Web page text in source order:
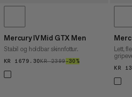
Mercury IV Mid GTX Men
Stabil og holdbar skinnfottur.
KR 1679.30KR 1679.30
KR 2399KR 2399
–30%
Lett,
KR